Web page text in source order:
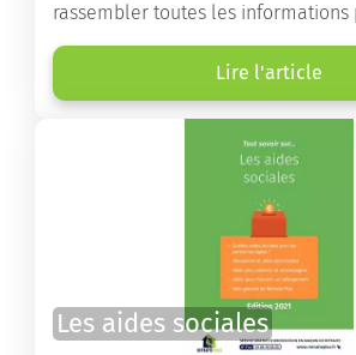
rassembler toutes les
choisir la résidence services
Lire l'article
Les aides sociales